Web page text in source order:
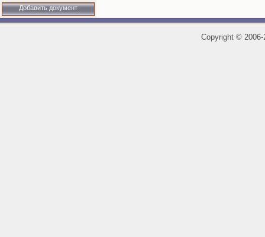
Добавить документ
Copyright ©